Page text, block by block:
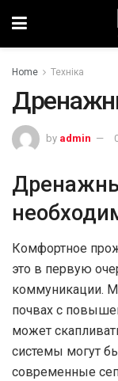
Home Техніка
by admin
Комфортное
это в первую
коммуникации.
почвах с
может
системы могут
современные